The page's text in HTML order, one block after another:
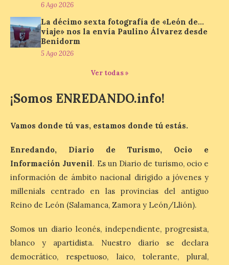
volverá a estar presente
junto al control de firmas
y, como novedad, en el
Leaders Lounge, dos espacios exclusivos
para los ciclistas. El recorrido de La
Vuelta discurrirá junto a 17 […]
Última llamada: Eclipse
Dónde alojarse y a qué
precio
7 Ago 2026
León es la provincia más
económica (116€/noche),
pero también una de las
más agotadas: solo un 4%
provincias con menos margen: apenas un
1% de los alojamientos siguen libres para
esas […]
6 Ago 2026
La décimo sexta fotografía de «León de…
viaje» nos la envía Paulino Álvarez desde
Benidorm
5 Ago 2026
Ver todas »
¡Somos ENREDANDO.info!
Vamos donde tú vas, estamos donde tú estás.
Enredando, Diario de Turismo, Ocio e
Información Juvenil. Es un Diario de turismo, ocio e
información de ámbito nacional dirigido a jóvenes y
millenials centrado en las provincias del antiguo
Reino de León (Salamanca, Zamora y León/Llión).
Somos un diario leonés, independiente, progresista,
blanco y apartidista. Nuestro diario se declara
democrático, respetuoso, laico, tolerante, plural,